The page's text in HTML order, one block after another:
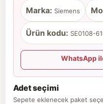
Marka: Siemens
Ürün kodu: SE0108-
WhatsApp
Adet seçimi
Sepete eklenecek paket